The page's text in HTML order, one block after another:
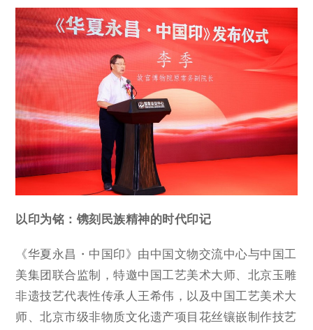
以印为铭 ：镌刻民族精神的时代印记
《华夏永昌・中国印》由中国文物交流中心与中国工
美集团联合监制，特邀中国工艺美术大师、北京玉雕
非遗技艺代表性传承人王希伟，以及中国工艺美术大
师、北京市级非物质文化遗产项目花丝镶嵌制作技艺